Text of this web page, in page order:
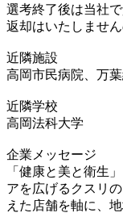
選考終了後は当社
返却はいたしませ
近隣施設
高岡市民病院、万
近隣学校
高岡法科大学
企業メッセージ
「健康と美と衛生
アを広げるクスリ
えた店舗を軸に、